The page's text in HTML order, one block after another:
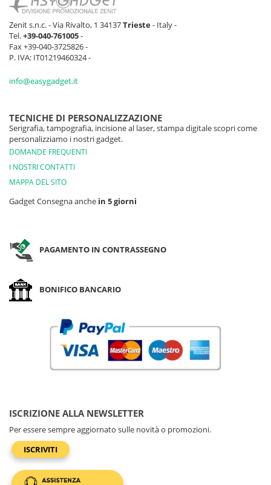
Zenit s.n.c. - Via Rivalto, 1 34137Trieste- Italy -
Tel.+39-040-761005-
Fax +39-040-3725826 -
P. IVA: IT01219460324 -
info@easygadget.it
TECNICHE DI PERSONALIZZAZIONE
Serigrafia, tampografia, incisione al laser, stampa digitale scopri come
personalizziamo i nostri gadget.
DOMANDE FREQUENTI
I NOSTRI CONTATTI
MAPPA DEL SITO
Gadget Consegna anche in 5 giorni
PAGAMENTO IN CONTRASSEGNO
BONIFICO BANCARIO
ISCRIZIONE ALLA NEWSLETTER
Per essere sempre aggiornato sulle novità o promozioni.
ISCRIVITI